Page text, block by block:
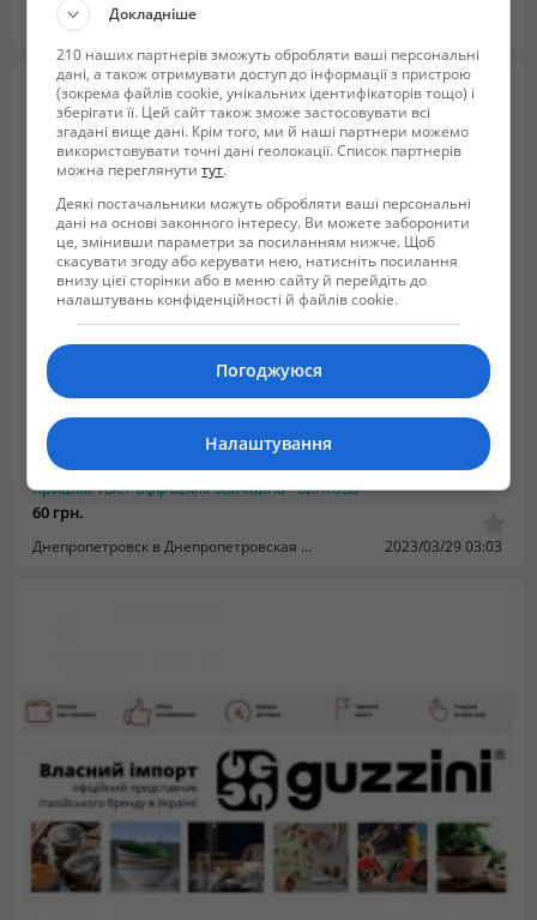
Кришка Твіст-офф 82мм звичайна - винтова
60 грн.
Днепропетровск в Днепропетровская область 2023/03/29 03:03
Докладніше
210 наших партнерів зможуть обробляти ваші персональні
дані, а також отримувати доступ до інформації з пристрою
(зокрема файлів cookie, унікальних ідентифікаторів тощо) і
зберігати її. Цей сайт також зможе застосовувати всі
згадані вище дані. Крім того, ми й наші партнери можемо
використовувати точні дані геолокації. Список партнерів
можна переглянутитут.
Деякі постачальники можуть обробляти ваші персональні
дані на основі законного інтересу. Ви можете заборонити
це, змінивши параметри за посиланням нижче. Щоб
скасувати згоду або керувати нею, натисніть посилання
внизу цієї сторінки або в меню сайту й перейдіть до
налаштувань конфіденційності й файлів cookie.
Погоджуюся
Налаштування